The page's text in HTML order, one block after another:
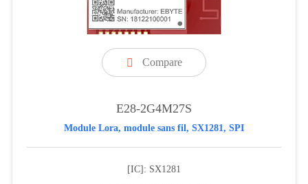
 Compare
E28-2G4M27S
Module Lora, module sans fil, SX1281, SPI
[IC]: SX1281